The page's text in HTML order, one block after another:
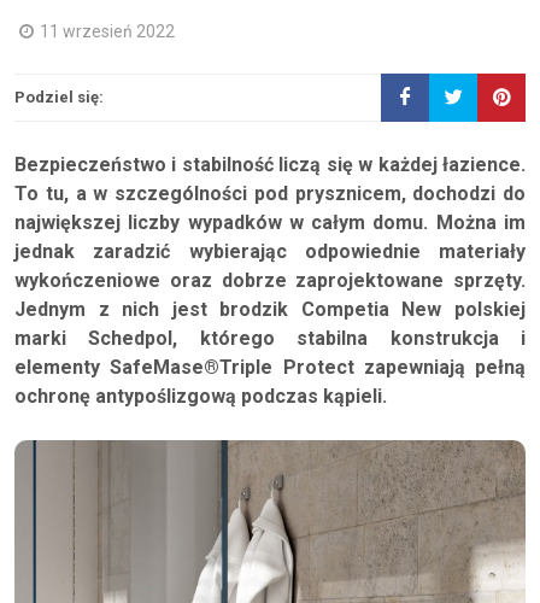
11 wrzesień 2022
Podziel się:
Bezpieczeństwo i stabilność liczą się w każdej łazience.
To tu, a w szczególności pod prysznicem, dochodzi do
największej liczby wypadków w całym domu. Można im
jednak zaradzić wybierając odpowiednie materiały
wykończeniowe oraz dobrze zaprojektowane sprzęty.
Jednym z nich jest brodzik Competia New polskiej
marki Schedpol, którego stabilna konstrukcja i
elementy SafeMase®Triple Protect zapewniają pełną
ochronę antypoślizgową podczas kąpieli.